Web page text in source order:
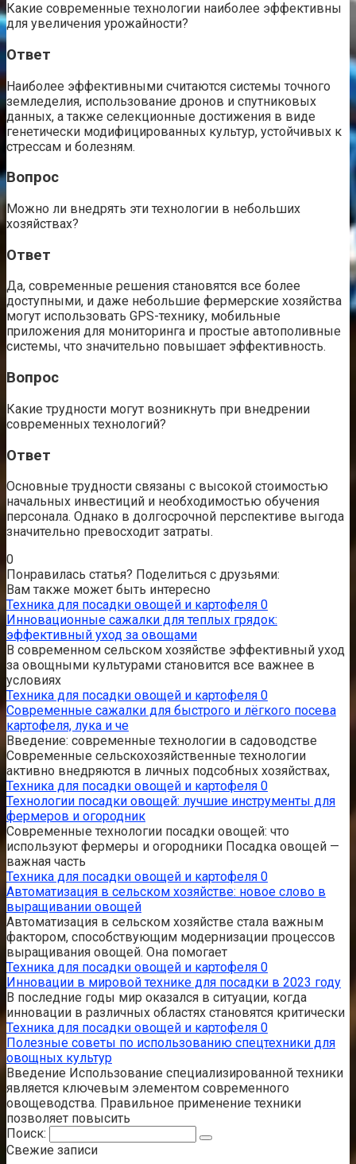
Какие современные технологии наиболее эффективны
для увеличения урожайности?
Ответ
Наиболее эффективными считаются системы точного
земледелия, использование дронов и спутниковых
данных, а также селекционные достижения в виде
генетически модифицированных культур, устойчивых к
стрессам и болезням.
Вопрос
Можно ли внедрять эти технологии в небольших
хозяйствах?
Ответ
Да, современные решения становятся все более
доступными, и даже небольшие фермерские хозяйства
могут использовать GPS-технику, мобильные
приложения для мониторинга и простые автополивные
системы, что значительно повышает эффективность.
Вопрос
Какие трудности могут возникнуть при внедрении
современных технологий?
Ответ
Основные трудности связаны с высокой стоимостью
начальных инвестиций и необходимостью обучения
персонала. Однако в долгосрочной перспективе выгода
значительно превосходит затраты.
0
Понравилась статья? Поделиться с друзьями:
Вам также может быть интересно
Техника для посадки овощей и картофеля 0
Инновационные сажалки для теплых грядок:
эффективный уход за овощами
В современном сельском хозяйстве эффективный уход
за овощными культурами становится все важнее в
условиях
Техника для посадки овощей и картофеля 0
Современные сажалки для быстрого и лёгкого посева
картофеля, лука и че
Введение: современные технологии в садоводстве
Современные сельскохозяйственные технологии
активно внедряются в личных подсобных хозяйствах,
Техника для посадки овощей и картофеля 0
Технологии посадки овощей: лучшие инструменты для
фермеров и огородник
Современные технологии посадки овощей: что
используют фермеры и огородники Посадка овощей —
важная часть
Техника для посадки овощей и картофеля 0
Автоматизация в сельском хозяйстве: новое слово в
выращивании овощей
Автоматизация в сельском хозяйстве стала важным
фактором, способствующим модернизации процессов
выращивания овощей. Она помогает
Техника для посадки овощей и картофеля 0
Инновации в мировой технике для посадки в 2023 году
В последние годы мир оказался в ситуации, когда
инновации в различных областях становятся критически
Техника для посадки овощей и картофеля 0
Полезные советы по использованию спецтехники для
овощных культур
Введение Использование специализированной техники
является ключевым элементом современного
овощеводства. Правильное применение техники
позволяет повысить
Поиск:
Свежие записи